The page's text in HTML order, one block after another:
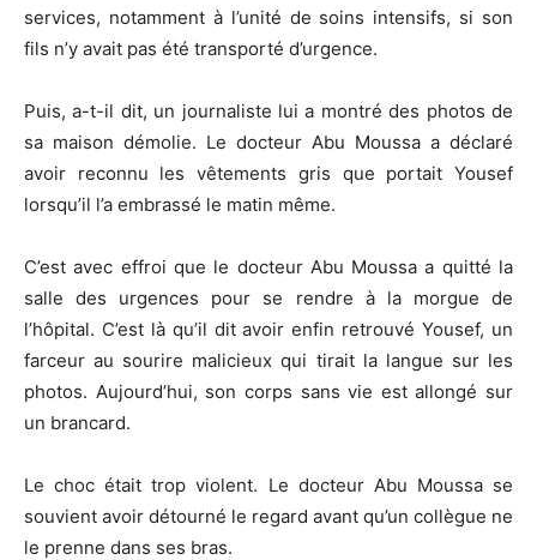
services, notamment à l’unité de soins intensifs, si son
fils n’y avait pas été transporté d’urgence.
Puis, a-t-il dit, un journaliste lui a montré des photos de
sa maison démolie. Le docteur Abu Moussa a déclaré
avoir reconnu les vêtements gris que portait Yousef
lorsqu’il l’a embrassé le matin même.
C’est avec effroi que le docteur Abu Moussa a quitté la
salle des urgences pour se rendre à la morgue de
l’hôpital. C’est là qu’il dit avoir enfin retrouvé Yousef, un
farceur au sourire malicieux qui tirait la langue sur les
photos. Aujourd’hui, son corps sans vie est allongé sur
un brancard.
Le choc était trop violent. Le docteur Abu Moussa se
souvient avoir détourné le regard avant qu’un collègue ne
le prenne dans ses bras.